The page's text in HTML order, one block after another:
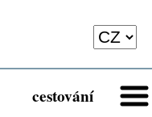
cestování